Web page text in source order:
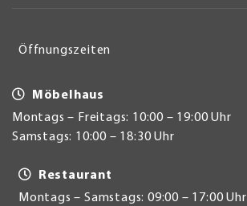
Öffnungszeiten
Möbelhaus
Montags – Freitags: 10:00 – 19:00 Uhr
Samstags: 10:00 – 18:30 Uhr
Restaurant
Montags – Samstags: 09:00 – 17:00 Uhr